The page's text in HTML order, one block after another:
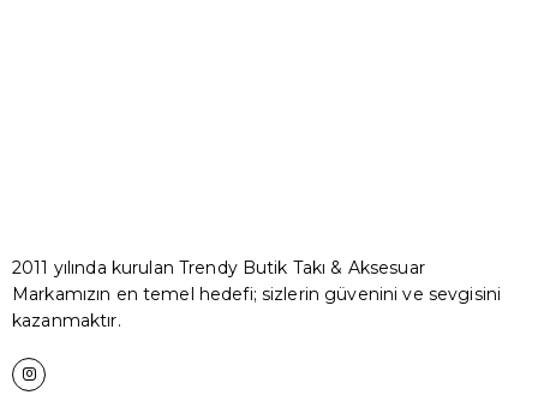
2011 yılında kurulan Trendy Butik Takı & Aksesuar
Markamızın en temel hedefi; sizlerin güvenini ve sevgisini
kazanmaktır.